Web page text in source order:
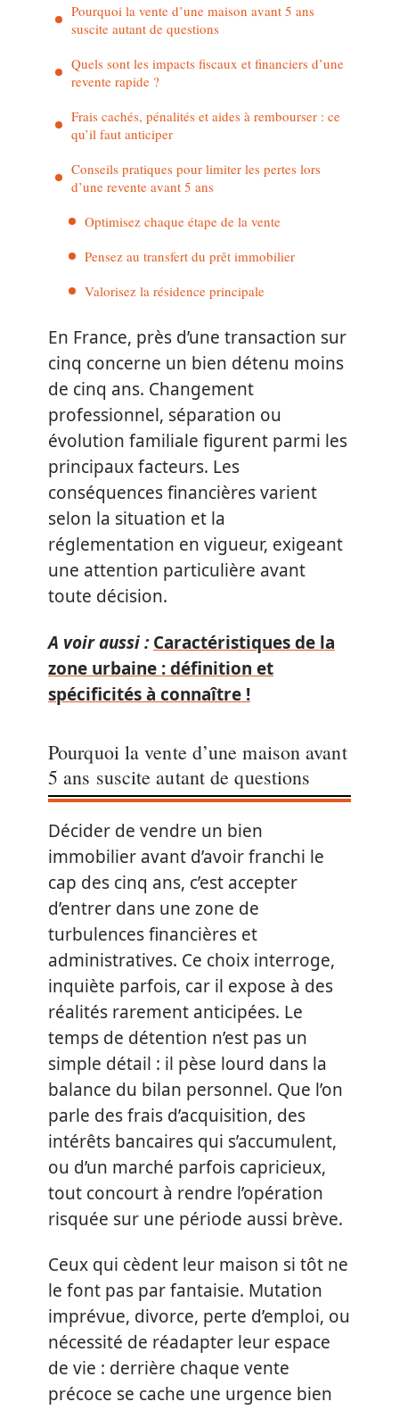
Pourquoi la vente d’une maison avant 5 ans
suscite autant de questions
Quels sont les impacts fiscaux et financiers d’une
revente rapide ?
Frais cachés, pénalités et aides à rembourser : ce
qu’il faut anticiper
Conseils pratiques pour limiter les pertes lors
d’une revente avant 5 ans
Optimisez chaque étape de la vente
Pensez au transfert du prêt immobilier
Valorisez la résidence principale
En France, près d’une transaction sur
cinq concerne un bien détenu moins
de cinq ans. Changement
professionnel, séparation ou
évolution familiale figurent parmi les
principaux facteurs. Les
conséquences financières varient
selon la situation et la
réglementation en vigueur, exigeant
une attention particulière avant
toute décision.
A voir aussi : Caractéristiques de la
zone urbaine : définition et
spécificités à connaître !
Pourquoi la vente d’une maison avant
5 ans suscite autant de questions
Décider de vendre un bien
immobilier avant d’avoir franchi le
cap des cinq ans, c’est accepter
d’entrer dans une zone de
turbulences financières et
administratives. Ce choix interroge,
inquiète parfois, car il expose à des
réalités rarement anticipées. Le
temps de détention n’est pas un
simple détail : il pèse lourd dans la
balance du bilan personnel. Que l’on
parle des frais d’acquisition, des
intérêts bancaires qui s’accumulent,
ou d’un marché parfois capricieux,
tout concourt à rendre l’opération
risquée sur une période aussi brève.
Ceux qui cèdent leur maison si tôt ne
le font pas par fantaisie. Mutation
imprévue, divorce, perte d’emploi, ou
nécessité de réadapter leur espace
de vie : derrière chaque vente
précoce se cache une urgence bien